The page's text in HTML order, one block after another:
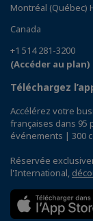
Montréal (Québec)
Canada
+1 514 281-3200
(Accéder au plan)
Téléchargez
Accélérez votre
françaises dans 95
événements | 300
Réservée
l'International,